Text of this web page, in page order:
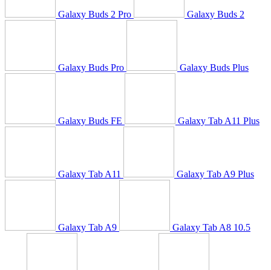
Galaxy Buds 2 Pro Galaxy Buds 2
Galaxy Buds Pro Galaxy Buds Plus
Galaxy Buds FE Galaxy Tab A11 Plus
Galaxy Tab A11 Galaxy Tab A9 Plus
Galaxy Tab A9 Galaxy Tab A8 10.5